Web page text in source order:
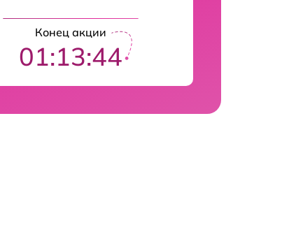
Конец акции
01:13:43